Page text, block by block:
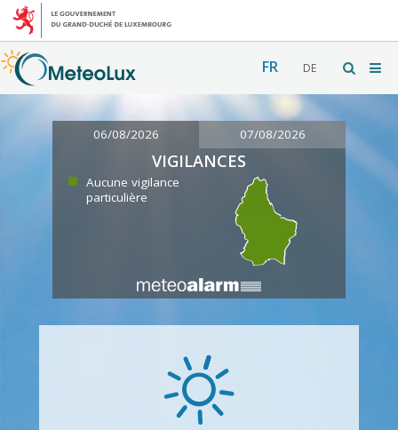
FR DE
06/08/2026 07/08/2026
VIGILANCES
Aucune vigilance
particulière